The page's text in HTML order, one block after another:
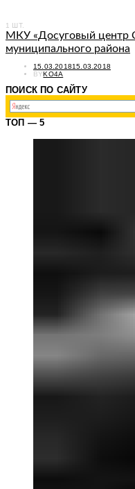
1 ШТ.
МКУ «Досуговый центр
муниципального района
POSTED
ON
15.03.201815.03.2018
BYKO4A
ПОИСК ПО САЙТУ
ТОП — 5